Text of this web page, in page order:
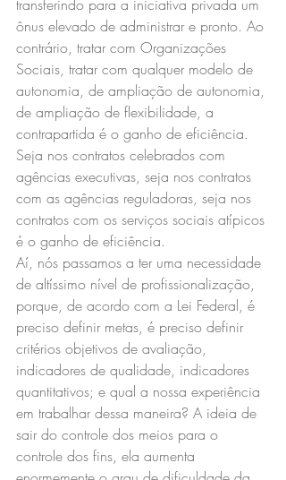
transferindo para a iniciativa privada um
ônus elevado de administrar e pronto. Ao
contrário, tratar com Organizações
Sociais, tratar com qualquer modelo de
autonomia, de ampliação de autonomia,
de ampliação de flexibilidade, a
contrapartida é o ganho de eficiência.
Seja nos contratos celebrados com
agências executivas, seja nos contratos
com as agências reguladoras, seja nos
contratos com os serviços sociais atípicos
é o ganho de eficiência.
Aí, nós passamos a ter uma necessidade
de altíssimo nível de profissionalização,
porque, de acordo com a Lei Federal, é
preciso definir metas, é preciso definir
critérios objetivos de avaliação,
indicadores de qualidade, indicadores
quantitativos; e qual a nossa experiência
em trabalhar dessa maneira? A ideia de
sair do controle dos meios para o
controle dos fins, ela aumenta